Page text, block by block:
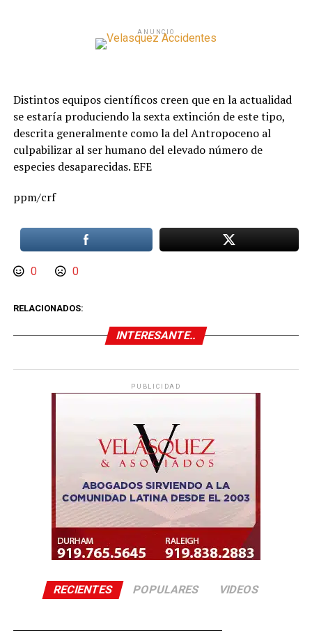
ANUNCIO
Distintos equipos científicos creen que en la actualidad
se estaría produciendo la sexta extinción de este tipo,
descrita generalmente como la del Antropoceno al
culpabilizar al ser humano del elevado número de
especies desaparecidas. EFE
ppm/crf
0 0
RELACIONADOS:
INTERESANTE..
PUBLICIDAD
RECIENTES POPULARES VIDEOS